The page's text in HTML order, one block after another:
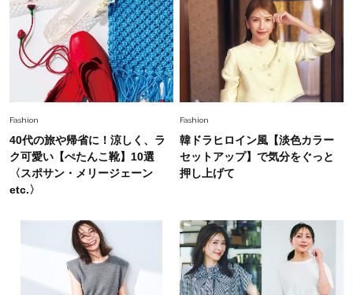
梅宮アンナさん 電撃婚から1年、家族の価値観
を育み中「理想の暮らしよりも今の心地よさを選
んだ」
Fashion 2026.6.12
中村ゆりさん「40代になり、やっと“仕事以外の
幸福感”に目が向いた」ライフスタイルも、服も
Fashion 2026.7.16
白黒でもこんなに華やぐ！40代、夏の「甘めト
Fashion
40代の夏通勤はこれ１着！「きちんと感」も
「オシャレ」も整うトレンドトップス〈4選〉
Fashion
40代の旅や帰省に！涼しく、ラ
ク可愛い【ぺたんこ靴】10選
〈スポサン・メリージェーン
etc.〉
Fashion
韓ドラヒロイン風【淡色カラー
セットアップ】で気分をぐっと
押し上げて